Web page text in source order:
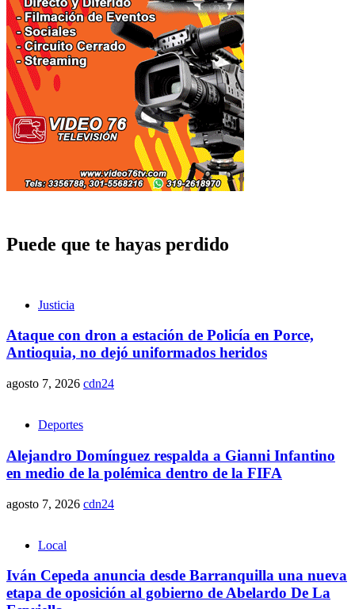
Puede que te hayas perdido
Justicia
Ataque con dron a estación de Policía en Porce,
Antioquia, no dejó uniformados heridos
agosto 7, 2026 cdn24
Deportes
Alejandro Domínguez respalda a Gianni Infantino
en medio de la polémica dentro de la FIFA
agosto 7, 2026 cdn24
Local
Iván Cepeda anuncia desde Barranquilla una nueva
etapa de oposición al gobierno de Abelardo De La